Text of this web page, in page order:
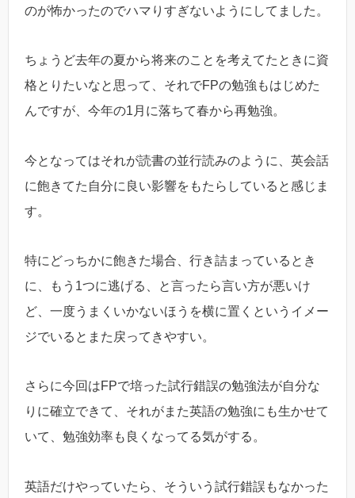
のが怖かったのでハマりすぎないようにしてました。
ちょうど去年の夏から将来のことを考えてたときに資
格とりたいなと思って、それでFPの勉強もはじめた
んですが、今年の1月に落ちて春から再勉強。
今となってはそれが読書の並行読みのように、英会話
に飽きてた自分に良い影響をもたらしていると感じま
す。
特にどっちかに飽きた場合、行き詰まっているとき
に、もう1つに逃げる、と言ったら言い方が悪いけ
ど、一度うまくいかないほうを横に置くというイメー
ジでいるとまた戻ってきやすい。
さらに今回はFPで培った試行錯誤の勉強法が自分な
りに確立できて、それがまた英語の勉強にも生かせて
いて、勉強効率も良くなってる気がする。
英語だけやっていたら、そういう試行錯誤もなかった